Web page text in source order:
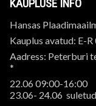
KAUPLUSE INFO
Hansas
Kauplus avatud: E-
Aadress: Peterburi
*
22.06 09:00-16:00
23.06- 24.06 suletud